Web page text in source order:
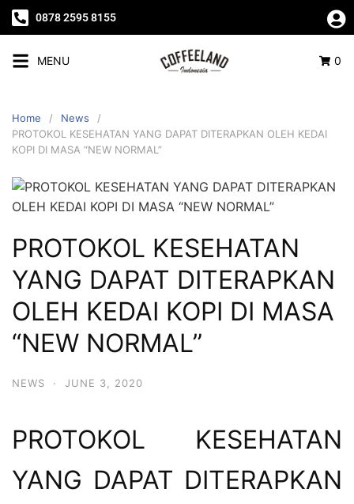
0878 2595 8155
MENU 0
Home
News
PROTOKOL KESEHATAN YANG DAPAT DITERAPKAN OLEH KEDAI
KOPI DI MASA “NEW NORMAL”
PROTOKOL KESEHATAN
YANG DAPAT DITERAPKAN
OLEH KEDAI KOPI DI MASA
“NEW NORMAL”
NEWS · JUNE 3, 2020
PROTOKOL KESEHATAN
YANG DAPAT DITERAPKAN